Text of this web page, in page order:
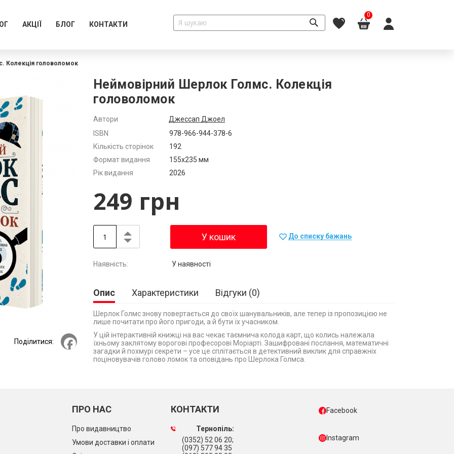
АКЦІЇ БЛОГ КОНТАКТИ
0
Колекція головоломок
Неймовірний Шерлок Голмс. Колекція
головоломок
Автори
Джессап Джоел
Додатково
ISBN
978-966-944-378-6
Кількість сторінок
192
Формат видання
155x235 мм
Рік видання
2026
249 грн
У кошик До списку бажань
У наявності
Опис
Шерлок Голмс знову повертається до своїх шанувальників, але тепер із пропозицією не
лише почитати про його пригоди, а й бути їх учасником.
У цій інтерактивній книжці на вас чекає таємнича колода карт, що колись належала
їхньому заклятому ворогові професорові Моріарті. Зашифровані послання, математичні
загадки й похмурі секрети – усе це сплітається в детективний виклик для справжніх
поціновувачів голово ломок та оповідань про Шерлока Голмса.
Характеристики Відгуки 0
Поділитися: Facebook
ПРО НАС
Про видавництво
Умови доставки і оплати
КОНТАКТИ
Тернопіль:
(0352) 52 06 20;
(097) 577 94 35
Facebook
Instagram